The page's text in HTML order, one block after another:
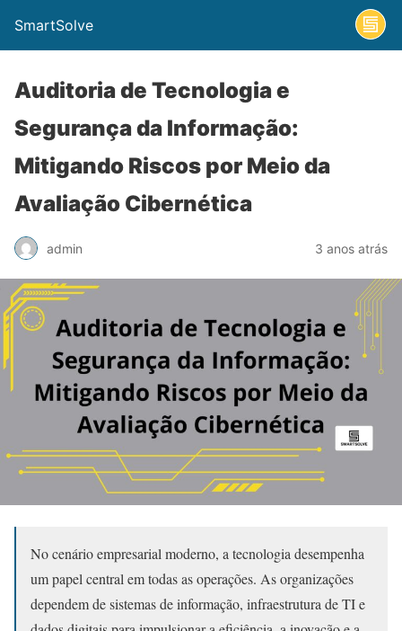
SmartSolve
Auditoria de Tecnologia e
Segurança da Informação:
Mitigando Riscos por Meio da
Avaliação Cibernética
admin 3 anos atrás
No cenário empresarial moderno, a tecnologia desempenha
um papel central em todas as operações. As organizações
dependem de sistemas de informação, infraestrutura de TI e